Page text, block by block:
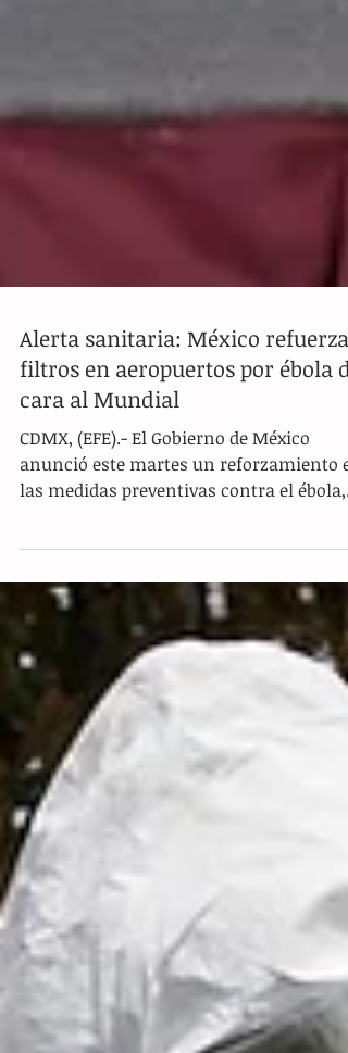
Alerta sanitaria: México refuerza
filtros en aeropuertos por ébola de
cara al Mundial
CDMX, (EFE).- El Gobierno de México
anunció este martes un reforzamiento
filtros sanitarios en aeropuertos
internacionales y protocolos especiales
cara al próximo Mundial de Fútbol. A
pesar de estas acciones, las autoridades
aclararon que no hay casos registrados
el país y que el riesgo de propagación
actual es “muy bajo”. Durante la
conferencia de prensa presidencial, el
secretario de Sal